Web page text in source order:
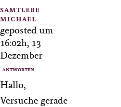
SAMTLEBE
MICHAEL
geposted um
16:02h, 13
Dezember
ANTWORTEN
Hallo,
Versuche gerade